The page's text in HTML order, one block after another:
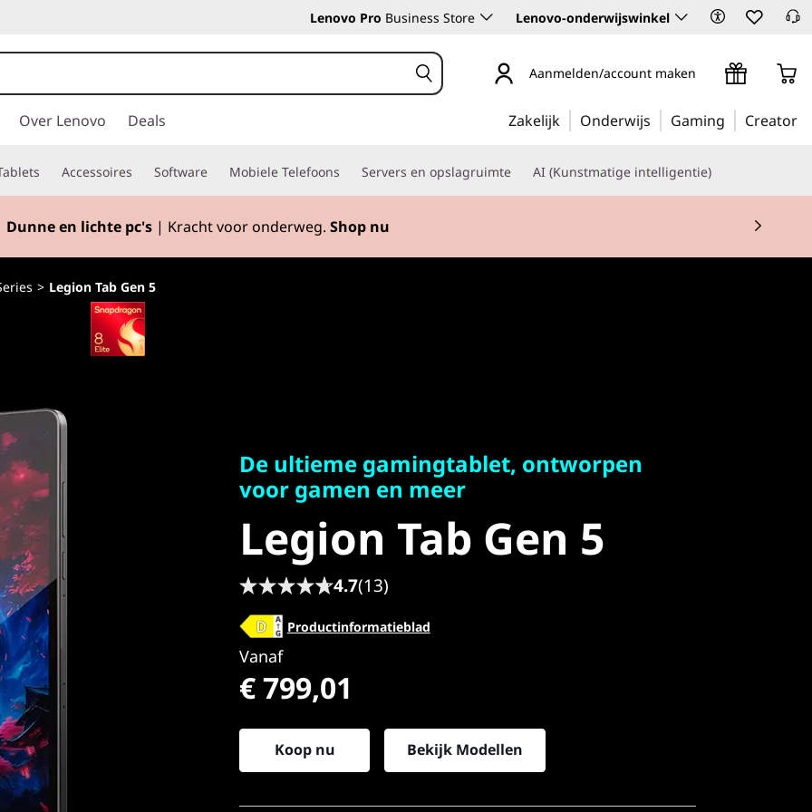
Lenovo Pro Business Store Lenovo-onderwijswinkel
Aanmelden/account maken
Over Lenovo Deals Zakelijk Onderwijs Gaming Creator
Accessoires Software Mobiele Telefoons Servers en opslagruimte AI (Kunstmatige intelligentie)
Dunne en lichte pc's| Kracht voor onderweg. Shop nu
> Legion Tab Gen 5
Legion Tab Gen 5
De ultieme gamingtablet, ontworpen
voor gamen en meer
Legion Tab Gen 5
4.7(13)
Productinformatieblad
Vanaf
€ 799,01
Koop nu Bekijk Modellen